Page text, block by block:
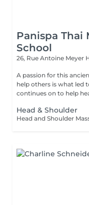
Panispa Thai
School
26, Rue Antoine Meyer
A passion for this
help others is what led
continues on to help
Head & Shoulder